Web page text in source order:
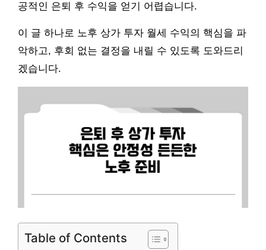
공적인 은퇴 후 수익을 얻기 어렵습니다.
이 글 하나로 노후 상가 투자 월세 수익의 핵심을 파
악하고, 후회 없는 결정을 내릴 수 있도록 도와드리
겠습니다.
Table of Contents